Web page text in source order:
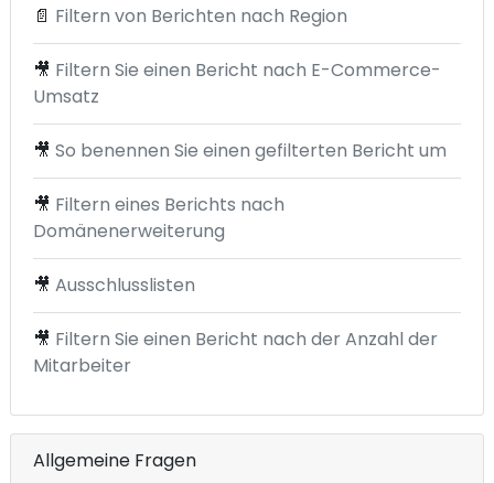
📄 Filtern von Berichten nach Region
🎥 Filtern Sie einen Bericht nach E-Commerce-
Umsatz
🎥 So benennen Sie einen gefilterten Bericht um
🎥 Filtern eines Berichts nach
Domänenerweiterung
🎥 Ausschlusslisten
🎥 Filtern Sie einen Bericht nach der Anzahl der
Mitarbeiter
Allgemeine Fragen